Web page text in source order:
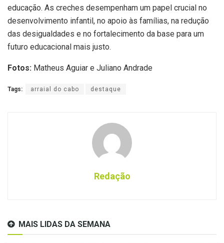
educação. As creches desempenham um papel crucial no
desenvolvimento infantil, no apoio às famílias, na redução
das desigualdades e no fortalecimento da base para um
futuro educacional mais justo.
Fotos: Matheus Aguiar e Juliano Andrade
Tags: arraial do cabo destaque
Redação
MAIS LIDAS DA SEMANA